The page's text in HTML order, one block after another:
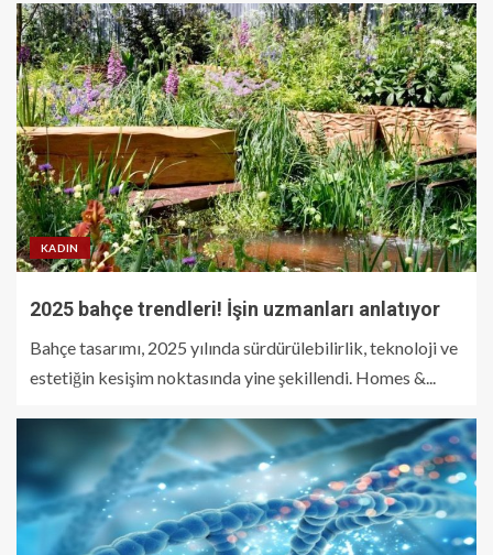
KADIN
2025 bahçe trendleri! İşin uzmanları anlatıyor
Bahçe tasarımı, 2025 yılında sürdürülebilirlik, teknoloji ve
estetiğin kesişim noktasında yine şekillendi. Homes &...